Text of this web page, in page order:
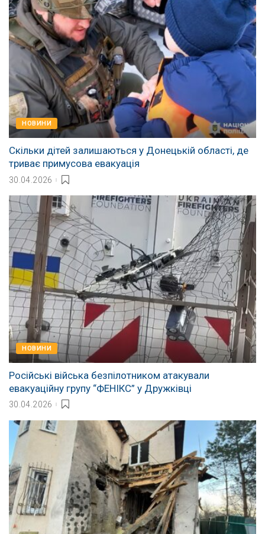
НОВИНИ
Скільки дітей залишаються у Донецькій області, де
триває примусова евакуація
30.04.2026
НОВИНИ
Російські війська безпілотником атакували
евакуаційну групу “ФЕНІКС” у Дружківці
30.04.2026